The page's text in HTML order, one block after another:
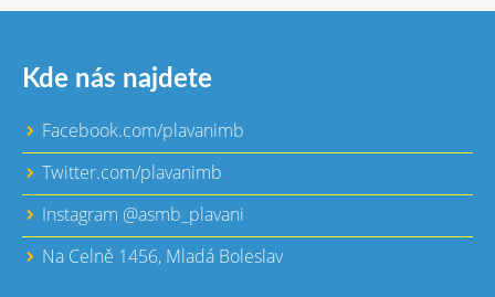
Kde nás najdete
Facebook.com/plavanimb
Twitter.com/plavanimb
Instagram @asmb_plavani
Na Celně 1456, Mladá Boleslav